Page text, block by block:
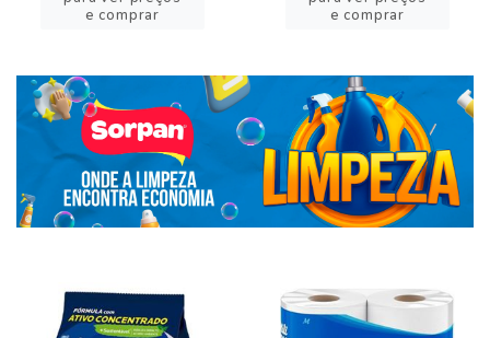
e comprar
e comprar